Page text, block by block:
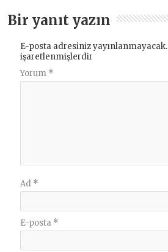
Bir yanıt yazın
E-posta adresiniz yayınlanmayacak.
işaretlenmişlerdir
Yorum *
Ad *
E-posta *